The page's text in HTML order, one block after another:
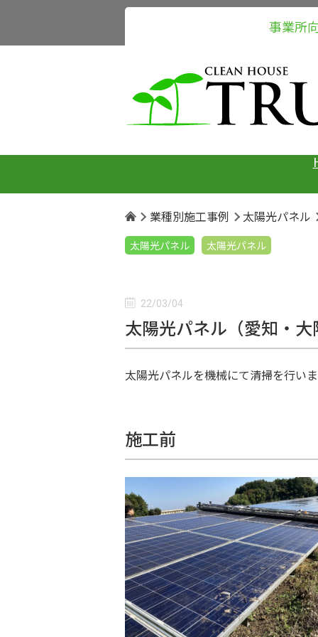
事業所
業種別施工事例 太陽光パネル
太陽光パネル 太陽光パネル
22/03/04
太陽光パネル（愛知・大
太陽光パネルを機械にて清掃を行い
施工前